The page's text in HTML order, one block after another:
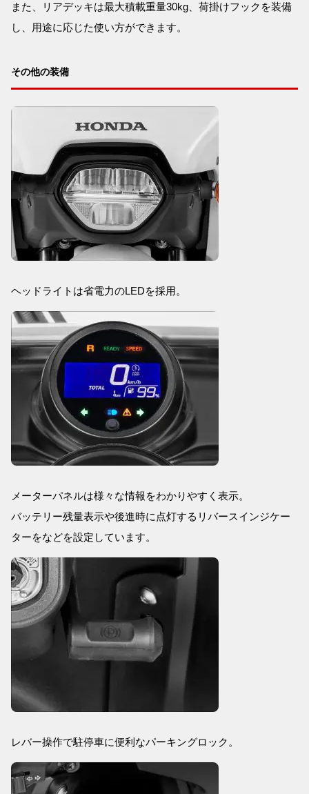
また、リアデッキは最大積載重量30kg、荷掛けフックを装備
し、用途に応じた使い方ができます。
その他の装備
ヘッドライトは省電力のLEDを採用。
メーターパネルは様々な情報をわかりやすく表示。
バッテリー残量表示や後進時に点灯するリバースインジケー
ターをなどを設定しています。
レバー操作で駐停車に便利なパーキングロック。